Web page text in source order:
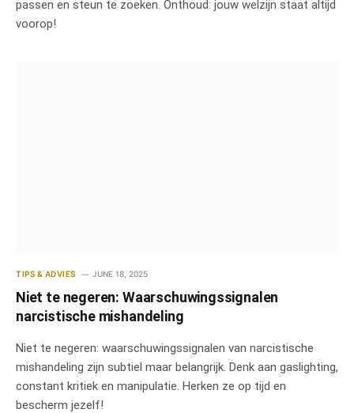
passen en steun te zoeken. Onthoud: jouw welzijn staat altijd
voorop!
TIPS & ADVIES JUNE 18, 2025
Niet te negeren: Waarschuwingssignalen
narcistische mishandeling
Niet te negeren: waarschuwingssignalen van narcistische
mishandeling zijn subtiel maar belangrijk. Denk aan gaslighting,
constant kritiek en manipulatie. Herken ze op tijd en
bescherm jezelf!